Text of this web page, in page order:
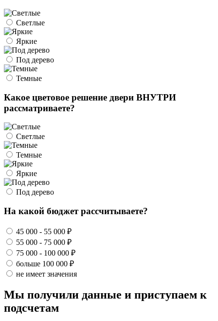
Светлые
Яркие
Под дерево
Темные
Какое цветовое решение двери ВНУТРИ
рассматриваете?
Светлые
Темные
Яркие
Под дерево
На какой бюджет рассчитываете?
45 000 - 55 000 ₽
55 000 - 75 000 ₽
75 000 - 100 000 ₽
больше 100 000 ₽
не имеет значения
Мы получили данные и приступаем к
подсчетам